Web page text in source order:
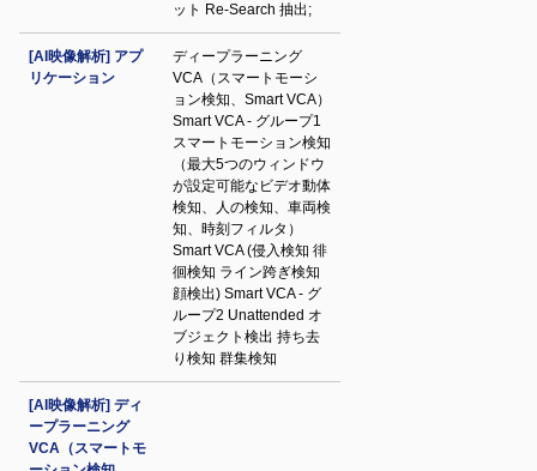
ット Re-Search 抽出;
[AI映像解析] アプ
リケーション
ディープラーニング
VCA（スマートモーシ
ョン検知、Smart VCA）
Smart VCA - グループ1
スマートモーション検知
（最大5つのウィンドウ
が設定可能なビデオ動体
検知、人の検知、車両検
知、時刻フィルタ）
Smart VCA (侵入検知 徘
徊検知 ライン跨ぎ検知
顔検出) Smart VCA - グ
ループ2 Unattended オ
ブジェクト検出 持ち去
り検知 群集検知
[AI映像解析] ディ
ープラーニング
VCA（スマートモ